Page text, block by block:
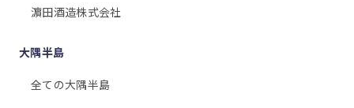
濵田酒造株式会社
大隅半島
全ての大隅半島